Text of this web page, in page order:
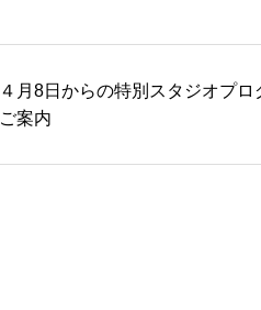
４月8日からの特別スタジオプロ
ご案内